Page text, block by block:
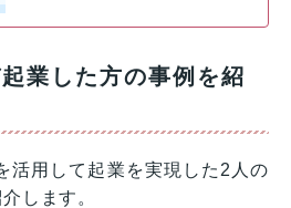
業した方の事例を紹
活用して起業を実現した2人の
します。